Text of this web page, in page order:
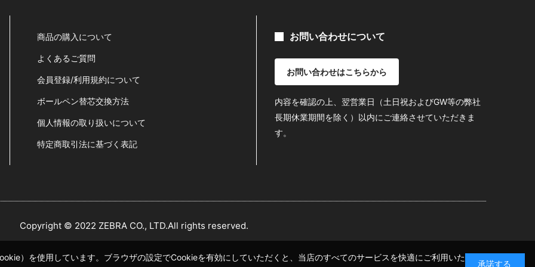
商品の購入について
よくあるご質問
会員登録/利用規約について
ボールペン替芯交換方法
個人情報の取り扱いについて
特定商取引法に基づく表記
お問い合わせについて
お問い合わせはこちらから
内容を確認の上、翌営業日（土日祝およびGW等の弊社
長期休業期間を除く）以内にご連絡させていただきま
す。
Copyright © 2022 ZEBRA CO., LTD.All rights reserved.
）を使用しています。ブラウザの設定でCookieを有効にしていただくと、当店のすべてのサービスを快適にご利用いた
承諾する